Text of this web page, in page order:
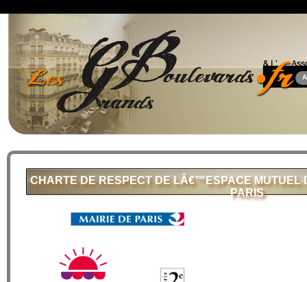
CHARTE DE RESPECT DE LÂ€™ESPACE MUTUEL
PARIS